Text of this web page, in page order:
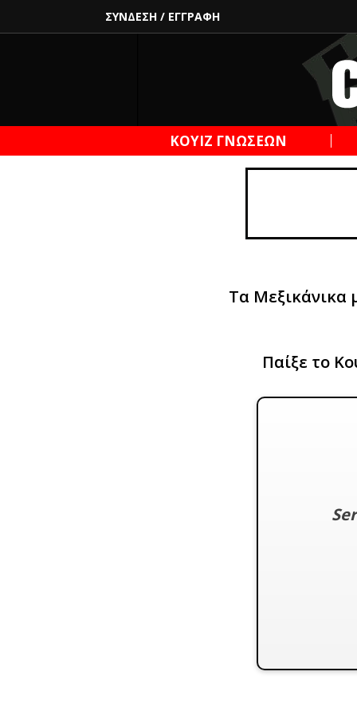
ΣΥΝΔΕΣΗ / ΕΓΓΡΑΦΗ
ΚΟΥΙΖ ΓΝΩΣΕΩΝ
Τα Μεξικάνικα
Παίξε το